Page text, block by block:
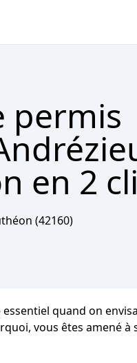
permis
en 2
(42160)
quand on
vous êtes amené